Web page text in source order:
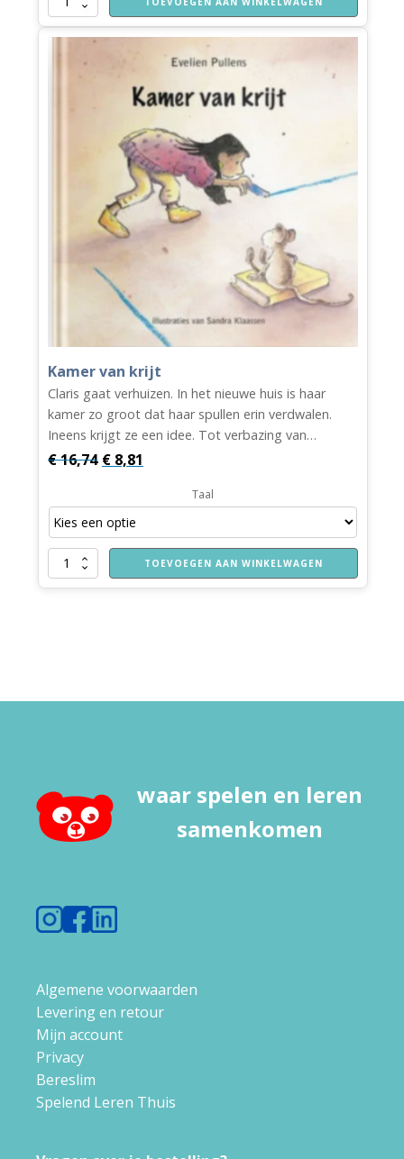
verdwaalt
aantal
Kamer van krijt
Claris gaat verhuizen. In het nieuwe huis is haar
kamer zo groot dat haar spullen erin verdwalen.
Ineens krijgt ze een idee. Tot verbazing van…
€16,74 Oorspronkelijke
was:
€ 16,74.
€ 8,81
is:
€ 8,81.
Taal
Kamer
van
TOEVOEGEN AAN WINKELWAGEN
waar spelen en leren
samenkomen
Algemene voorwaarden
Levering en retour
Mijn account
Privacy
Bereslim
Spelend Leren Thuis